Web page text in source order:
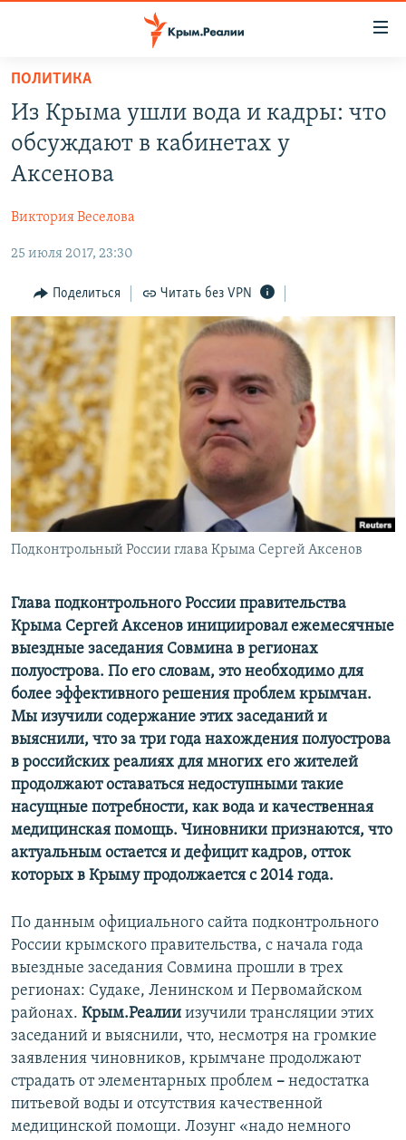
Вернуться
основному
содержанию
Вернутся
главной
навигации
Вернутся
поиску
СПЕЦПРОЕКТЫ
11 ЛЕТ ОККУПАЦИИ КРЫМА. 11 ИСТОРИЙ СОПРОТИВЛЕНИЯ
ВОДА
ЕЩЕ
ИНТЕРАКТИВ
ИНФОГРАФИКА
ТЕЛЕПРОЕКТ КРЫМ.РЕАЛИИ
СОВЕТЫ ПРАВОЗАЩИТНИКОВ
ПРОПАВШИЕ БЕЗ ВЕСТИ
ПОБЕДИТЕЛЕЙ НЕ СУДЯТ?
КРЫМ.НЕПОКОРЕННЫЙ
ELIFBE
УКРАИНСКАЯ ПРОБЛЕМА КРЫМА
РАДІО СВОБОДА
КАК ОБОЙТИ БЛОКИРОВКУ
Українською
Qırımtatar
ПРИСОЕДИНЯЙТЕСЬ!
Все сайты RFE/RL
ПОЛИТИКА
Из Крыма ушли вода и кадры: что
обсуждают в кабинетах у
Аксенова
Виктория Веселова
25 июля 2017, 23:30
Поделиться Читать без VPN
Подконтрольный России глава Крыма Сергей Аксенов
Глава подконтрольного России правительства
Крыма Сергей Аксенов инициировал ежемесячные
выездные заседания Совмина в регионах
полуострова. По его словам, это необходимо для
более эффективного решения проблем крымчан.
Мы изучили содержание этих заседаний и
выяснили, что за три года нахождения полуострова
в российских реалиях для многих его жителей
продолжают оставаться недоступными такие
насущные потребности, как вода и качественная
медицинская помощь. Чиновники признаются, что
актуальным остается и дефицит кадров, отток
которых в Крыму продолжается с 2014 года.
По данным официального сайта подконтрольного
России крымского правительства, с начала года
выездные заседания Совмина прошли в трех
регионах: Судаке, Ленинском и Первомайском
районах. Крым.Реалии изучили трансляции этих
заседаний и выяснили, что, несмотря на громкие
заявления чиновников, крымчане продолжают
страдать от элементарных проблем – недостатка
питьевой воды и отсутствия качественной
медицинской помощи. Лозунг «надо немного